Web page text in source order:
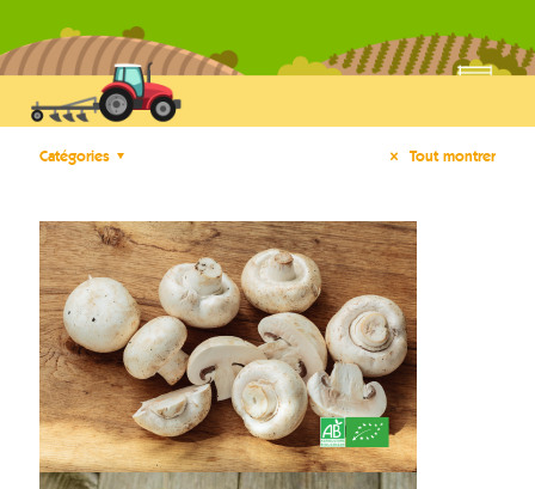
Catégories Tout montrer